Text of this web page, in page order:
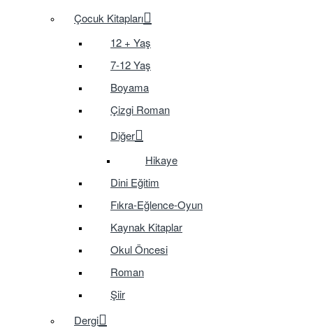
Çocuk Kitapları
12 + Yaş
7-12 Yaş
Boyama
Çizgi Roman
Diğer
Hikaye
Dini Eğitim
Fıkra-Eğlence-Oyun
Kaynak Kitaplar
Okul Öncesi
Roman
Şiir
Dergi